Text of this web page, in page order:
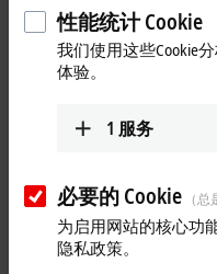
技
术
2026年6月17日
新一代面板：
更多关于此视频
性能统计 Cookie
我们使用这些Cookie
体验。
1 服务
必要的 Cookie （总
为启用网站的核心功
隐私政策。